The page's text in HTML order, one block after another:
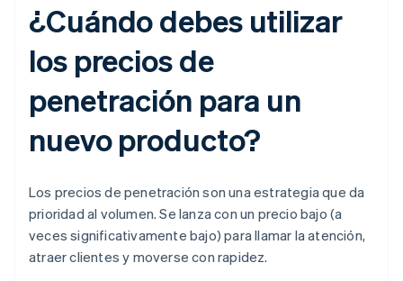
¿Cuándo debes utilizar
los precios de
penetración para un
nuevo producto?
Los precios de penetración son una estrategia que da
prioridad al volumen. Se lanza con un precio bajo (a
veces significativamente bajo) para llamar la atención,
atraer clientes y moverse con rapidez.